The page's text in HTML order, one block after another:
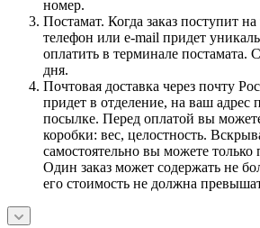
номер.
Постамат. Когда заказ поступит
телефон или e-mail придет
оплатить в терминале
дня.
Почтовая доставка через почту
придет в отделение, на ваш адрес
посылке. Перед оплатой вы
коробки: вес, целостность.
самостоятельно вы можете только
Один заказ может содержать не
его стоимость не должна